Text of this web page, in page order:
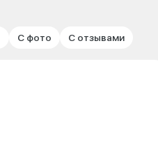
С фото С отзывами